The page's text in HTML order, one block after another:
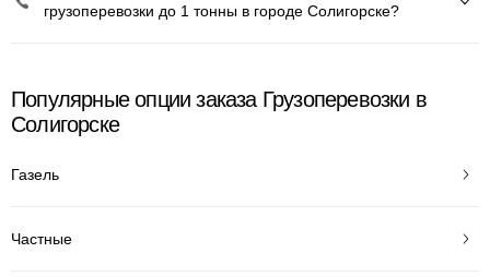
грузоперевозки до 1 тонны в городе Солигорске?
Популярные опции заказа Грузоперевозки в
Солигорске
Газель
Частные